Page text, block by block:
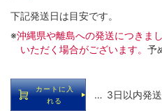
下記発送日は目安です。
※沖縄県や離島への発送につきま
いただく場合がございます。 予
カートに入
れる
… 3日以内発送